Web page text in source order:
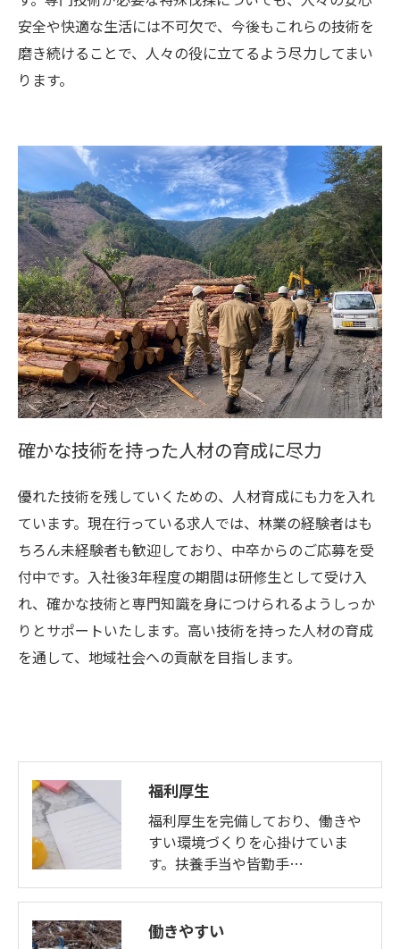
安全や快適な生活には不可欠で、今後もこれらの技術を
磨き続けることで、人々の役に立てるよう尽力してまい
ります。
確かな技術を持った人材の育成に尽力
優れた技術を残していくための、人材育成にも力を入れ
ています。現在行っている求人では、林業の経験者はも
ちろん未経験者も歓迎しており、中卒からのご応募を受
付中です。入社後3年程度の期間は研修生として受け入
れ、確かな技術と専門知識を身につけられるようしっか
りとサポートいたします。高い技術を持った人材の育成
を通して、地域社会への貢献を目指します。
福利厚生
福利厚生を完備しており、働きや
すい環境づくりを心掛けていま
す。扶養手当や皆勤手…
働きやすい